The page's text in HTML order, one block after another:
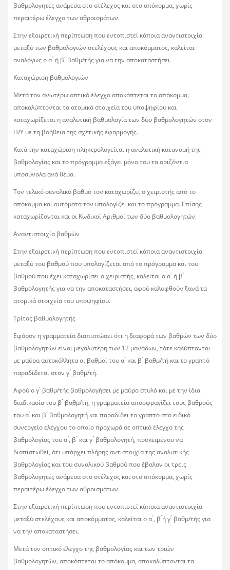
βαθμολογητές ανάμεσα στο στέλεχος και στο απόκομμα, χωρίς
περαιτέρω έλεγχο των αθροισμάτων.
Στην εξαιρετική περίπτωση που εντοπιστεί κάποια αναντιστοιχία
μεταξύ των βαθμολογιών στελέχους και αποκόμματος, καλείται
αναλόγως ο α ́ ή β ́ βαθμ/τής για να την αποκαταστήσει.
Καταχώριση βαθμολογιών
Μετά τον ανωτέρω οπτικό έλεγχο αποκόπτεται το απόκομμα,
αποκαλύπτονται τα ατομικά στοιχεία του υποψηφίου και
καταχωρίζεται η αναλυτική βαθμολογία των δύο βαθμολογητών στον
Η/Υ με τη βοήθεια της σχετικής εφαρμογής.
Κατά την καταχώριση πληκτρολογείται η αναλυτική κατανομή της
βαθμολογίας και το πρόγραμμα εξάγει μόνο του τα οριζόντια
υποσύνολα ανά θέμα.
Τον τελικό συνολικό βαθμό τον καταχωρίζει ο χειριστής από το
απόκομμα και αυτόματα τον υπολογίζει και το πρόγραμμα. Επίσης
καταχωρίζονται και οι Κωδικοί Αριθμοί των δύο βαθμολογητών.
Αναντιστοιχία βαθμών
Στην εξαιρετική περίπτωση που εντοπιστεί κάποια αναντιστοιχία
μεταξύ του βαθμού που υπολογίζεται από το πρόγραμμα και του
βαθμού που έχει καταχωρίσει ο χειριστής, καλείται ο α ́ ή β ́
βαθμολογητής για να την αποκαταστήσει, αφού καλυφθούν ξανά τα
ατομικά στοιχεία του υποψηφίου.
Τρίτος βαθμολογητής
Εφόσον η γραμματεία διαπιστώσει ότι η διαφορά των βαθμών των δύο
βαθμολογητών είναι μεγαλύτερη των 12 μονάδων, τότε καλύπτονται
με μαύρα αυτοκόλλητα οι βαθμοί του α ́ και β ́ βαθμ/τή και το γραπτό
παραδίδεται στον γ ́ βαθμ/τή.
Αφού ο γ ́ βαθμ/τής βαθμολογήσει με μαύρο στυλό και με την ίδια
διαδικασία του β ́ βαθμ/τή, η γραμματεία αποσφραγίζει τους βαθμούς
του α ́ και β ́ βαθμολογητή και παραδίδει το γραπτό στο ειδικό
συνεργείο ελέγχου το οποίο προχωρά σε οπτικό έλεγχο της
βαθμολογίας του α ́, β ́ και γ ́ βαθμολογητή, προκειμένου να
διαπιστωθεί, ότι υπάρχει πλήρης αντιστοιχία της αναλυτικής
βαθμολογίας και του συνολικού βαθμού που έβαλαν οι τρεις
βαθμολογητές ανάμεσα στο στέλεχος και στο απόκομμα, χωρίς
περαιτέρω έλεγχο των αθροισμάτων.
Στην εξαιρετική περίπτωση που εντοπιστεί κάποια αναντιστοιχία
μεταξύ στελέχους και αποκόμματος, καλείται ο α ́, β ́ή γ ́ βαθμ/τής για
να την αποκαταστήσει.
Μετά τον οπτικό έλεγχο της βαθμολογίας και των τριών
βαθμολογητών, αποκόπτεται το απόκομμα, αποκαλύπτονται τα